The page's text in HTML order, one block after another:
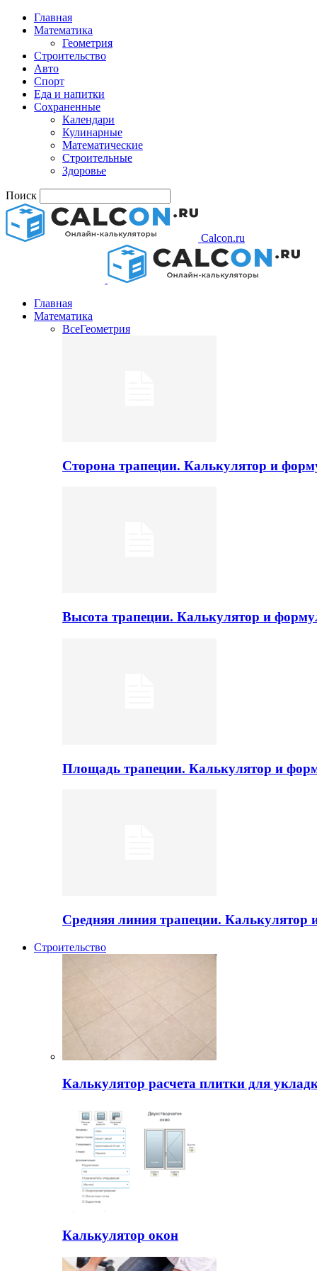
Главная
Математика
Геометрия
Строительство
Авто
Спорт
Еда и напитки
Сохраненные
Календари
Кулинарные
Математические
Строительные
Здоровье
Поиск
Calcon.ru
Главная
Математика
ВсеГеометрия
Сторона трапеции. Калькулятор и
Высота трапеции. Калькулятор и
Площадь трапеции. Калькулятор и
Средняя линия трапеции.
Строительство
Калькулятор расчета плитки для
Калькулятор окон